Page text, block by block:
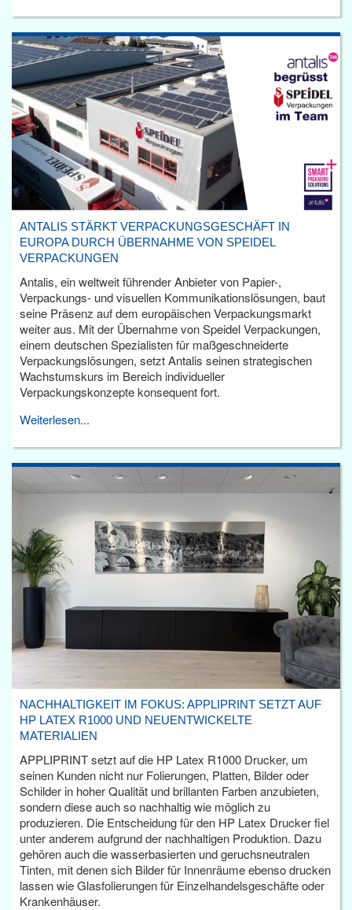
ANTALIS STÄRKT VERPACKUNGSGESCHÄFT IN
EUROPA DURCH ÜBERNAHME VON SPEIDEL
VERPACKUNGEN
Antalis, ein weltweit führender Anbieter von Papier-,
Verpackungs- und visuellen Kommunikationslösungen, baut
seine Präsenz auf dem europäischen Verpackungsmarkt
weiter aus. Mit der Übernahme von Speidel Verpackungen,
einem deutschen Spezialisten für maßgeschneiderte
Verpackungslösungen, setzt Antalis seinen strategischen
Wachstumskurs im Bereich individueller
Verpackungskonzepte konsequent fort.
Weiterlesen...
NACHHALTIGKEIT IM FOKUS: APPLIPRINT SETZT AUF
HP LATEX R1000 UND NEUENTWICKELTE
MATERIALIEN
APPLIPRINT setzt auf die HP Latex R1000 Drucker, um
seinen Kunden nicht nur Folierungen, Platten, Bilder oder
Schilder in hoher Qualität und brillanten Farben anzubieten,
sondern diese auch so nachhaltig wie möglich zu
produzieren. Die Entscheidung für den HP Latex Drucker fiel
unter anderem aufgrund der nachhaltigen Produktion. Dazu
gehören auch die wasserbasierten und geruchsneutralen
Tinten, mit denen sich Bilder für Innenräume ebenso drucken
lassen wie Glasfolierungen für Einzelhandelsgeschäfte oder
Krankenhäuser.